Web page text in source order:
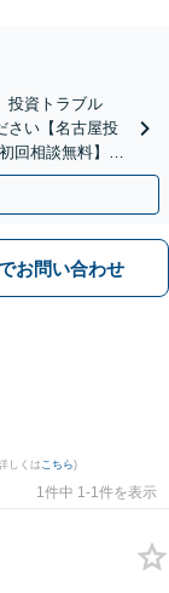
投資トラブル
さい【名古屋投
回相談無料】先
など
お問い合わせ
しくはこちら)
1件中 1-1件を表示